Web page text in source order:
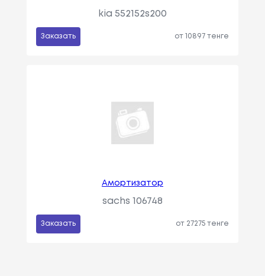
kia 552152s200
Заказать от 10897 тенге
Амортизатор
sachs 106748
Заказать от 27275 тенге